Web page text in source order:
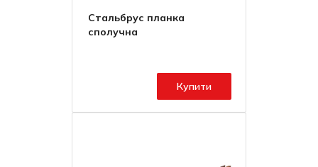
Стальбрус планка
сполучна
Купити